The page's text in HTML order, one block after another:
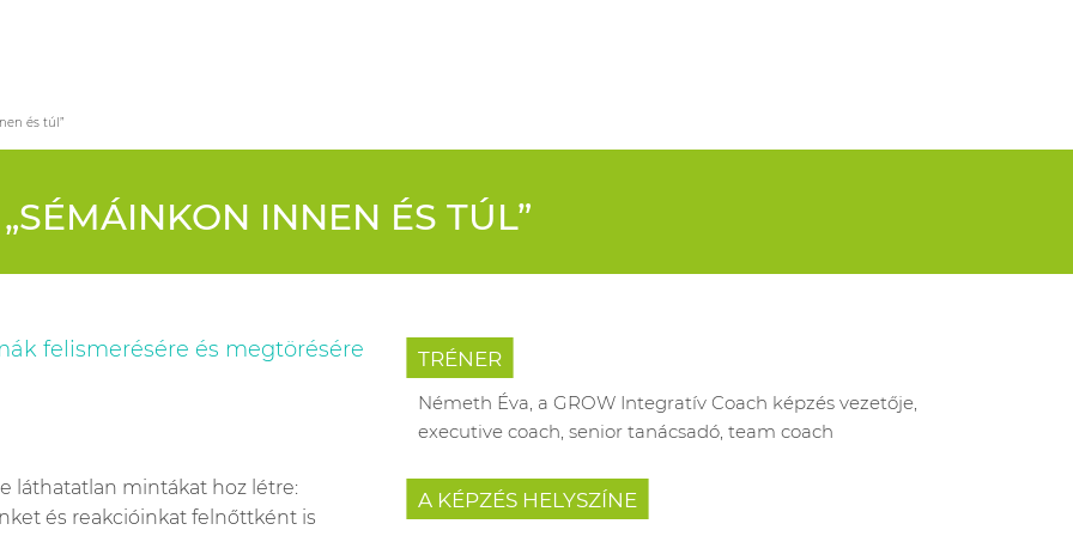
és túl”
„SÉMÁINKON INNEN ÉS TÚL”
felismerésére és megtörésére
láthatatlan mintákat hoz létre:
és reakcióinkat felnőttként is
TRÉNER
Németh Éva, a GROW Integratív Coach képzés vezetője,
executive coach, senior tanácsadó, team coach
A KÉPZÉS HELYSZÍNE